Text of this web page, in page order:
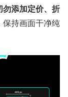
勿添加定价、折
保持画面干净纯